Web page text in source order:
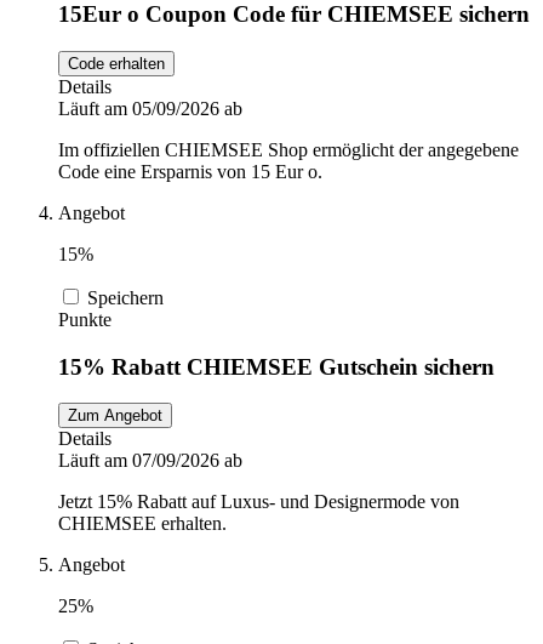
15Eur o Coupon Code für CHIEMSEE sichern
Code erhalten
Details
Läuft am 05/09/2026 ab
Im offiziellen CHIEMSEE Shop ermöglicht der angegebene
Code eine Ersparnis von 15 Eur o.
Angebot
15%
Speichern
Punkte
15% Rabatt CHIEMSEE Gutschein sichern
Zum Angebot
Details
Läuft am 07/09/2026 ab
Jetzt 15% Rabatt auf Luxus- und Designermode von
CHIEMSEE erhalten.
Angebot
25%